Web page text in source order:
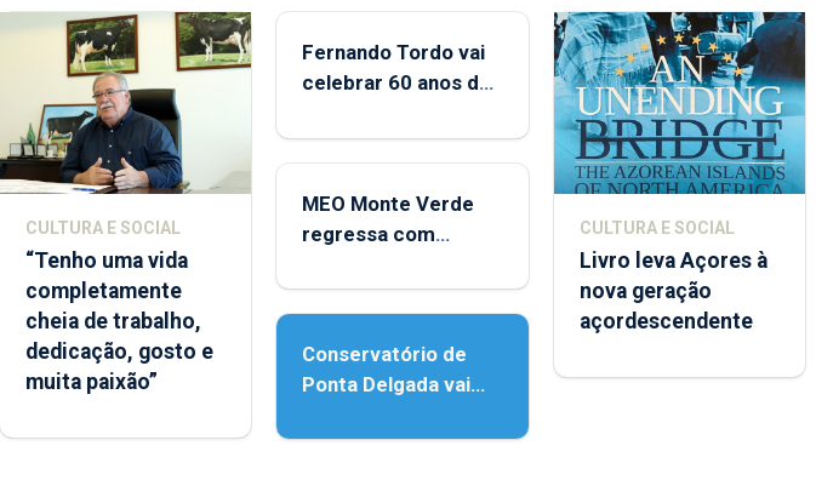
CULTURA E SOCIAL
“Tenho uma vida
completamente
cheia de trabalho,
dedicação, gosto e
muita paixão”
Fernando Tordo vai
celebrar 60 anos de
Micaelense
MEO Monte Verde
regressa com
acessibilidade
Conservatório de
Ponta Delgada vai
instrumentos
CULTURA E SOCIAL
Livro leva Açores à
nova geração
açordescendente